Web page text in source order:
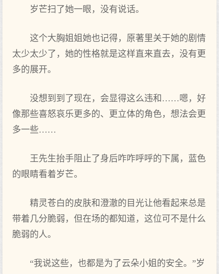
岁芒扫了她一眼，没有说话。
这个大胸姐姐她也记得，原著里关于她的剧情
太少太少了，她的性格就是这样直来直去，没有更
多的展开。
没想到到了现在，会显得这么违和……嗯，好
像那些喜怒哀乐更多的、更立体的角色，想法会更
多一些……
王先生抬手阻止了身后咋咋呼呼的下属，蓝色
的眼睛看着岁芒。
精灵苍白的皮肤和澄澈的目光让他看起来总是
带着几分脆弱，但在场的都知道，这位可不是什么
脆弱的人。
“我说这些，也都是为了云朵小姐的安全。”岁